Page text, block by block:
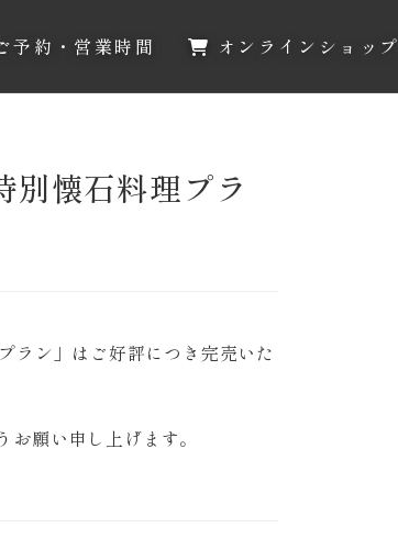
予約・営業時間 オンラインショップ
別懐石料理プラ
ラン」はご好評につき完売いた
願い申し上げます。